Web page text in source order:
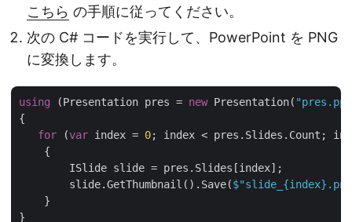
こちら の手順に従ってください。
次の C# コードを実行して、PowerPoint を PNG
に変換します。
using (Presentation pres = new Presentation(
{
for (var index = 0; index < pres.Slides.Count;
    {
        ISlide slide = pres.Slides[index];
        slide.GetThumbnail().Save(
$"slide_ {index}
    }